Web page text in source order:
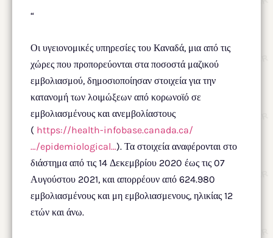
“
Οι υγειονομικές υπηρεσίες του Καναδά, μια από τις
χώρες που προπορεύονται στα ποσοστά μαζικού
εμβολιασμού, δημοσιοποίησαν στοιχεία για την
κατανομή των λοιμώξεων από κορωνοϊό σε
εμβολιασμένους και ανεμβολίαστους
( https://health-infobase.canada.ca/
…/epidemiological…). Τα στοιχεία αναφέρονται στο
διάστημα από τις 14 Δεκεμβρίου 2020 έως τις 07
Αυγούστου 2021, και απορρέουν από 624.980
εμβολιασμένους και μη εμβολιασμενους, ηλικίας 12
ετών και άνω.